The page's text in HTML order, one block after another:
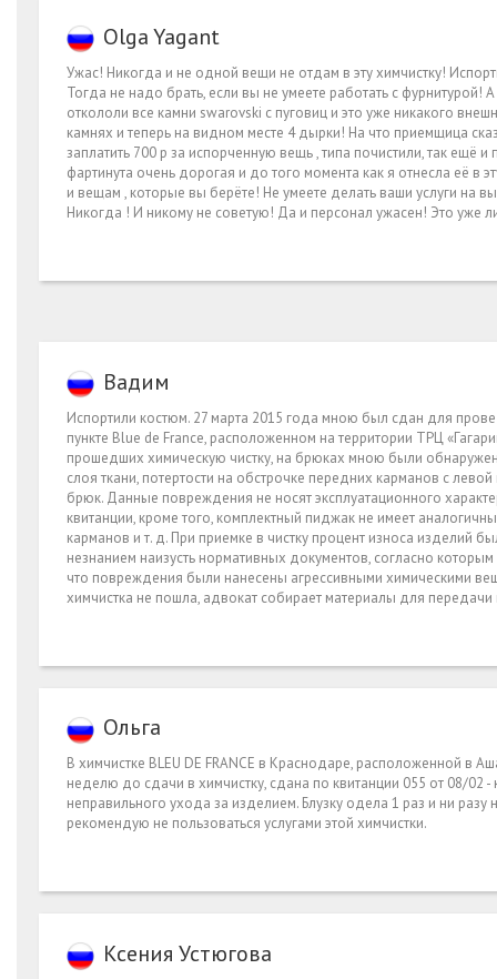
Olga Yagant
Ужас! Никогда и не одной вещи не отдам в эту химчистку!
Тогда не надо брать, если вы не умеете работать с фурнитурой!
откололи все камни swarovski с пуговиц и это уже никакого
камнях и теперь на видном месте 4 дырки! На что приемщица
заплатить 700 р за испорченную вещь , типа почистили, так ещё
фартинута очень дорогая и до того момента как я отнесла её в
и вещам , которые вы берёте! Не умеете делать ваши услуги на
Никогда ! И никому не советую! Да и персонал ужасен! Это уже
Вадим
Испортили костюм. 27 марта 2015 года мною был сдан для
пункте Blue de France, расположенном на территории ТРЦ
прошедших химическую чистку, на брюках мною были
слоя ткани, потертости на обстрочке передних карманов с
брюк. Данные повреждения не носят эксплуатационного
квитанции, кроме того, комплектный пиджак не имеет
карманов и т. д. При приемке в чистку процент износа изделий
незнанием наизусть нормативных документов, согласно
что повреждения были нанесены агрессивными химическими
химчистка не пошла, адвокат собирает материалы для передачи
Ольга
В химчистке BLEU DE FRANCE в Краснодаре, расположенной в
неделю до сдачи в химчистку, сдана по квитанции 055 от 08/02
неправильного ухода за изделием. Блузку одела 1 раз и ни
рекомендую не пользоваться услугами этой химчистки.
Ксения Устюгова